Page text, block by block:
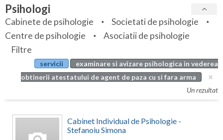
Bihor
Bistrita-Nasaud
Botosani
Braila
Bucuresti
Buzau
Specialitati
Servicii
Articole
Evenimente
Psihologi
Cabinete de psihologie
Societati de psihologie
Centre de psihologie
Asociatii de psihologie
Filtre
servicii
examinare si avizare psihologica in vederea
obtinerii atestatului de agent de paza cu si fara arma
Un rezultat
Cabinet Individual de Psihologie -
Stefanoiu Simona